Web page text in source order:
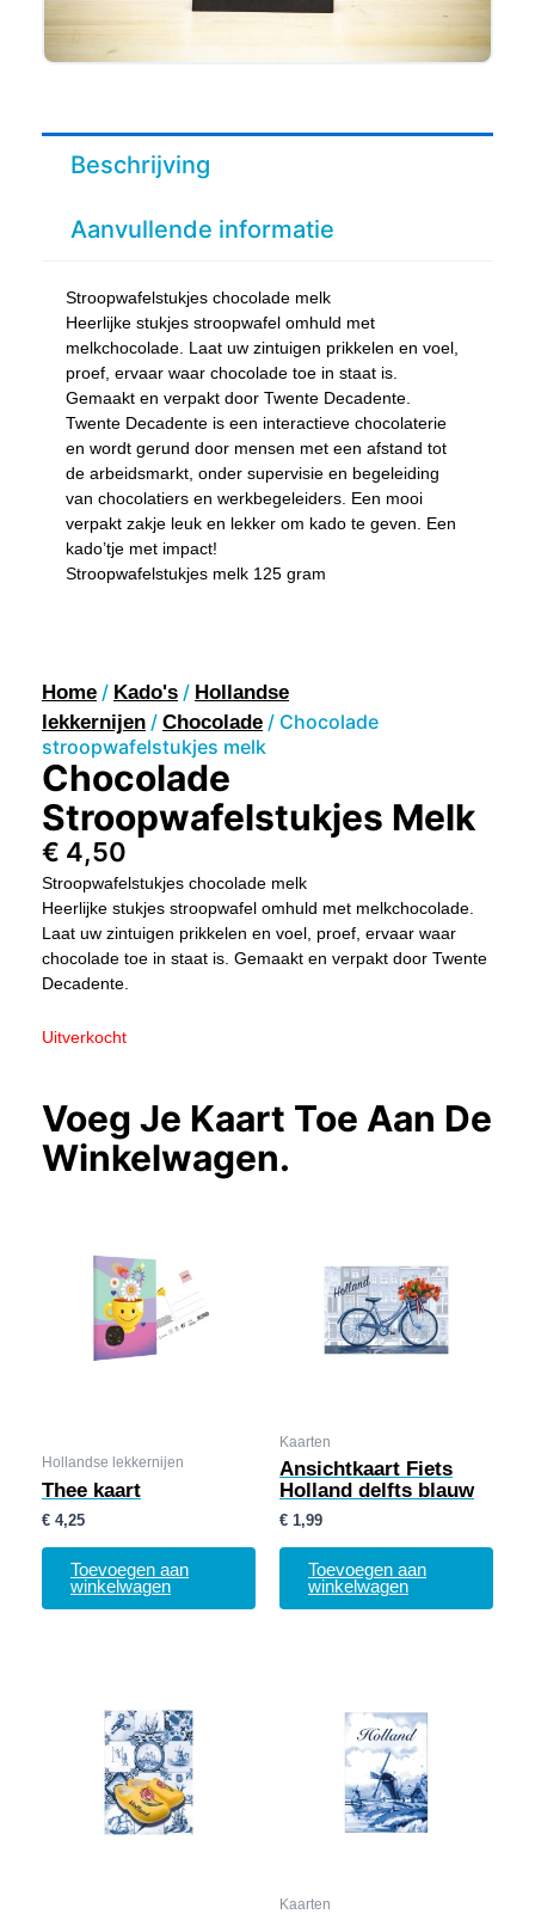
Beschrijving
Aanvullende informatie
Stroopwafelstukjes chocolade melk
Heerlijke stukjes stroopwafel omhuld met
melkchocolade. Laat uw zintuigen prikkelen en voel,
proef, ervaar waar chocolade toe in staat is.
Gemaakt en verpakt door Twente Decadente.
Twente Decadente is een interactieve chocolaterie
en wordt gerund door mensen met een afstand tot
de arbeidsmarkt, onder supervisie en begeleiding
van chocolatiers en werkbegeleiders. Een mooi
verpakt zakje leuk en lekker om kado te geven. Een
kado’tje met impact!
Stroopwafelstukjes melk 125 gram
Home / Kado's / Hollandse
lekkernijen / Chocolade / Chocolade
stroopwafelstukjes melk
Chocolade
Stroopwafelstukjes Melk
€ 4,50
Stroopwafelstukjes chocolade melk
Heerlijke stukjes stroopwafel omhuld met melkchocolade.
Laat uw zintuigen prikkelen en voel, proef, ervaar waar
chocolade toe in staat is. Gemaakt en verpakt door Twente
Decadente.
Uitverkocht
Voeg Je Kaart Toe Aan De
Winkelwagen.
Hollandse lekkernijen
Thee kaart
€ 4,25
Toevoegen aan
winkelwagen
Kaarten
Ansichtkaart Fiets
Holland delfts blauw
€ 1,99
Toevoegen aan
winkelwagen
Kaarten